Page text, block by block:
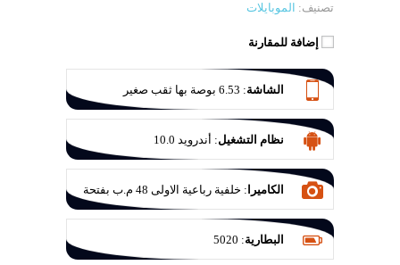
تصنيف: الموبايلات
إضافة للمقارنة
الشاشة: 6.53 بوصة بها ثقب صغير
نظام التشغيل: أندرويد 10.0
الكاميرا :
خلفية رباعية الاولى 48 م.ب بفتحة
عدسة F/1.8 والثانية للتصوير الواسع 8 م.ب
بفتحة عدسة F/2.2 والثالثة ماكرو 2 م.ب
بكسل بفتحة عدسة F/2.4
البطارية:
5020